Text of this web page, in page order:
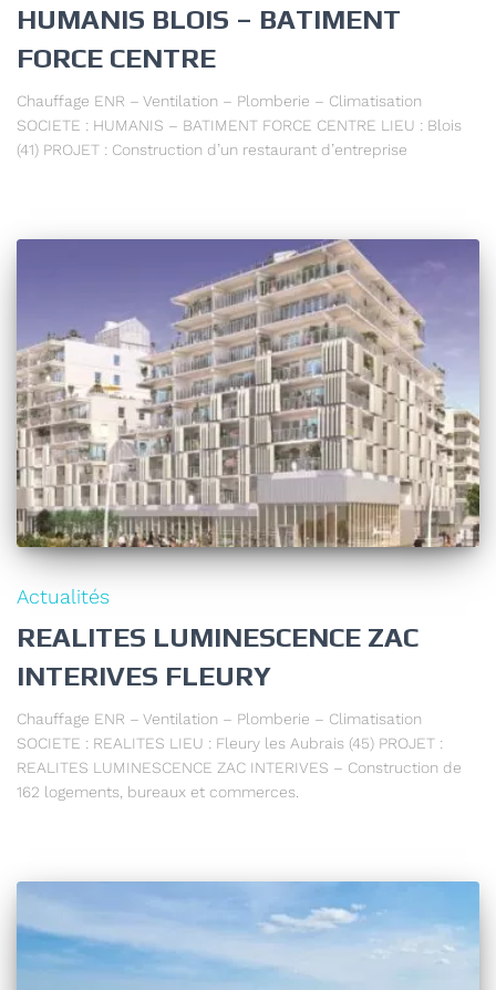
HUMANIS BLOIS – BATIMENT
FORCE CENTRE
Chauffage ENR – Ventilation – Plomberie – Climatisation
SOCIETE : HUMANIS – BATIMENT FORCE CENTRE LIEU : Blois
(41) PROJET : Construction d’un restaurant d’entreprise
Actualités
REALITES LUMINESCENCE ZAC
INTERIVES FLEURY
Chauffage ENR – Ventilation – Plomberie – Climatisation
SOCIETE : REALITES LIEU : Fleury les Aubrais (45) PROJET :
REALITES LUMINESCENCE ZAC INTERIVES – Construction de
162 logements, bureaux et commerces.